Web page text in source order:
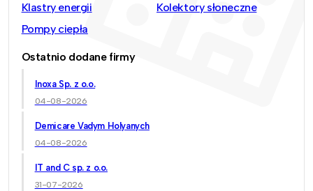
Klastry energii
Kolektory słoneczne
Pompy ciepła
Ostatnio dodane firmy
Inoxa Sp. z o.o.
04-08-2026
Demicare Vadym Holyanych
04-08-2026
IT and C sp. z o.o.
31-07-2026